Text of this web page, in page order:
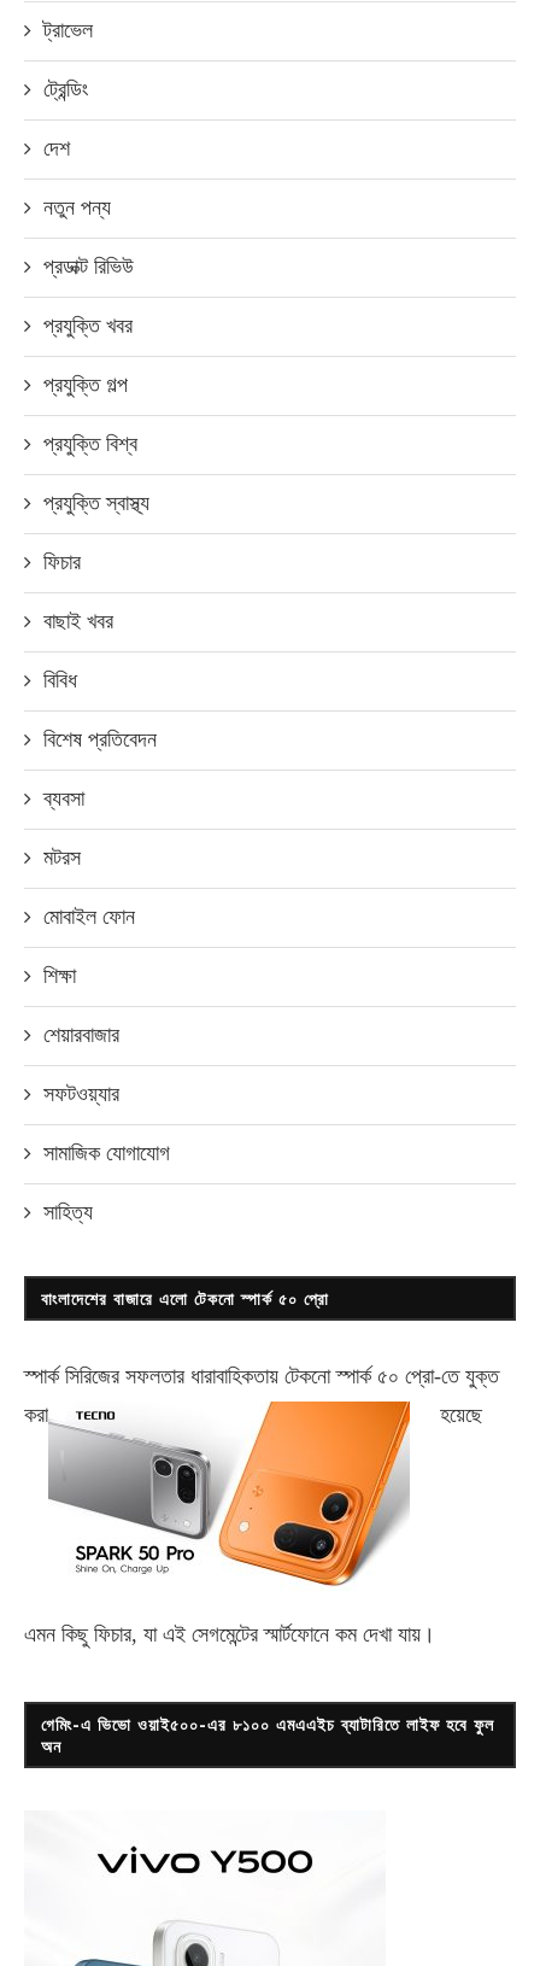
ট্রাভেল
ট্রেন্ডিং
দেশ
নতুন পন্য
প্রডাক্ট রিভিউ
প্রযুক্তি খবর
প্রযুক্তি গল্প
প্রযুক্তি বিশ্ব
প্রযুক্তি স্বাস্থ্য
ফিচার
বাছাই খবর
বিবিধ
বিশেষ প্রতিবেদন
ব্যবসা
মটরস
মোবাইল ফোন
শিক্ষা
শেয়ারবাজার
সফটওয়্যার
সামাজিক যোগাযোগ
সাহিত্য
বাংলাদেশের বাজারে এলো টেকনো স্পার্ক ৫০ প্রো
স্পার্ক সিরিজের সফলতার ধারাবাহিকতায় টেকনোস্পার্ক ৫০ প্রো-তে যুক্ত
করা
হয়েছে
এমন কিছু ফিচার, যা এই সেগমেন্টের স্মার্টফোনে কম দেখা যায়।
গেমিং-এ ভিভো ওয়াই৫০০-এর ৮১০০ এমএএইচ ব্যাটারিতে লাইফ হবে ফুল
অন